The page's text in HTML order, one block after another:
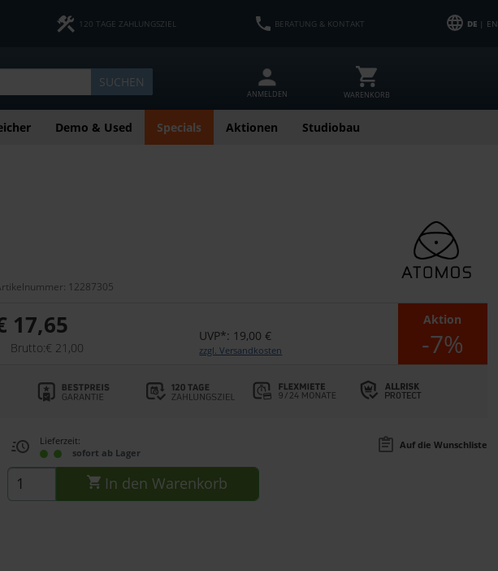
120 TAGE ZAHLUNGSZIEL BERATUNG & KONTAKT DE| EN
SUCHEN
ANMELDEN WARENKORB
Demo & Used Specials Aktionen Studiobau
12287305
17,65
Brutto:€ 21,00
UVP*: 19,00 €
zzgl. Versandkosten
Aktion
-7%
Lieferzeit:
sofort ab Lager
Auf die Wunschliste
In den Warenkorb